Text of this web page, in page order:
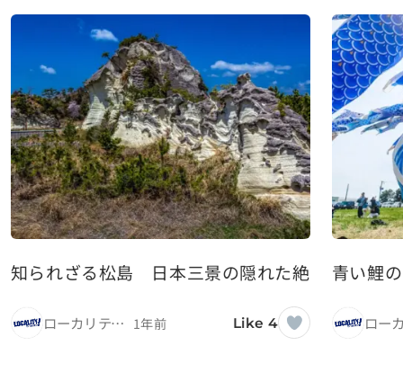
知られざる松島 日本三景の隠れた絶景スポッ
ローカリティ！ 1年前 Like 4
青い鯉